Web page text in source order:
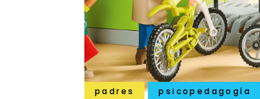
padres psicopedagogía